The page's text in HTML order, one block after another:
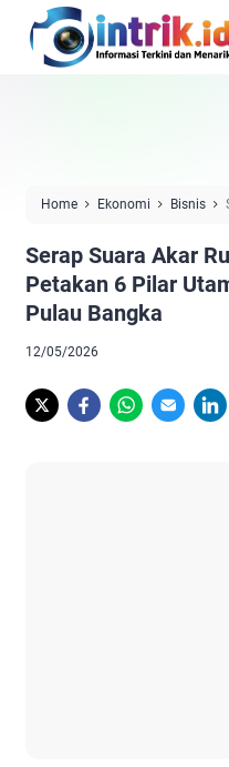
Home Ekonomi Bisnis
Serap Suara Akar
Petakan 6 Pilar
Pulau Bangka
12/05/2026